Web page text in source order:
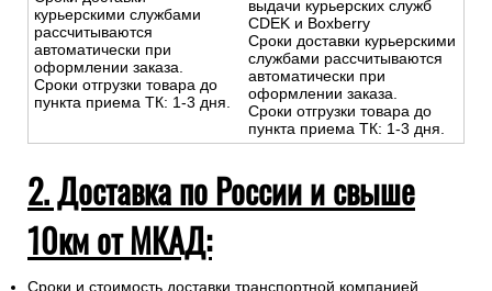
курьерскими службами
рассчитываются
автоматически при
оформлении заказа.
Сроки отгрузки товара до
пункта приема ТК: 1-3 дня.
выдачи курьерских служб
CDEK и Boxberry
Сроки доставки курьерскими
службами рассчитываются
автоматически при
оформлении заказа.
Сроки отгрузки товара до
пункта приема ТК: 1-3 дня.
2. Доставка по России и свыше
10км от МКАД:
Сроки и стоимость доставки транспортной компанией